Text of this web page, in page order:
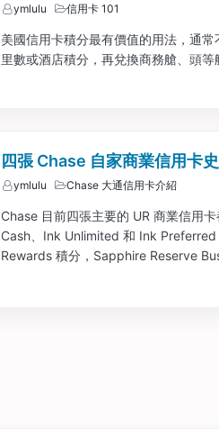
ymlulu 信用卡 101
美國信用卡積分最有價值的用法，通
里數或酒店積分，再兌換商務艙、頭等
四張 Chase 自家商業信用卡
ymlulu Chase 大通信用卡介紹
Chase 目前四張主要的 UR 商業信用
Cash、Ink Unlimited 和 Ink
Rewards 積分，Sapphire Reserve